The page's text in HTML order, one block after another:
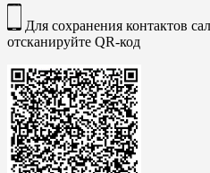
Для сохранения контактов
отсканируйте QR-код